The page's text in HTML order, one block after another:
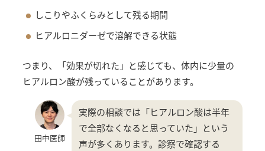
しこりやふくらみとして残る期間
ヒアルロニダーゼで溶解できる状態
つまり、「効果が切れた」と感じても、体内に少量の
ヒアルロン酸が残っていることがあります。
田中医師
実際の相談では「ヒアルロン酸は半年
で全部なくなると思っていた」という
声が多くあります。診察で確認する